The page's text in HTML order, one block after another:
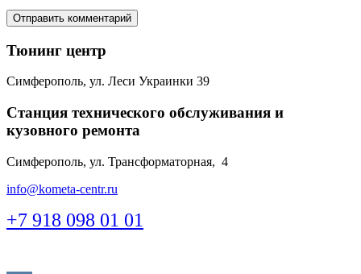
Тюнинг центр
Симферополь, ул. Леси Украинки 39
Станция технического обслуживания и
кузовного ремонта
Симферополь, ул. Трансформаторная, 4
info@kometa-centr.ru
+7 918 098 01 01